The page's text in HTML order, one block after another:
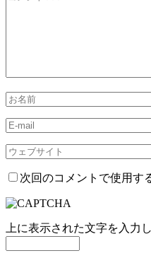
次回のコメントで使用す
上に表示された文字を入力